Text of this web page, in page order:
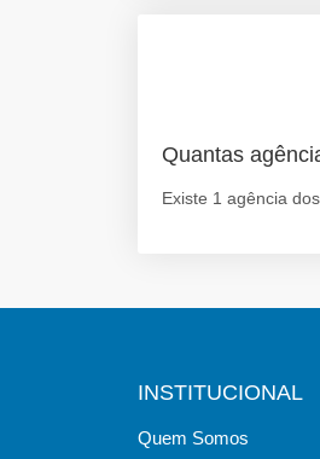
Quantas
Existe 1 agência
INSTITUCIONAL
Quem Somos